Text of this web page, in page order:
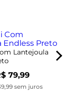
Lantejoula
79,99
sem juros